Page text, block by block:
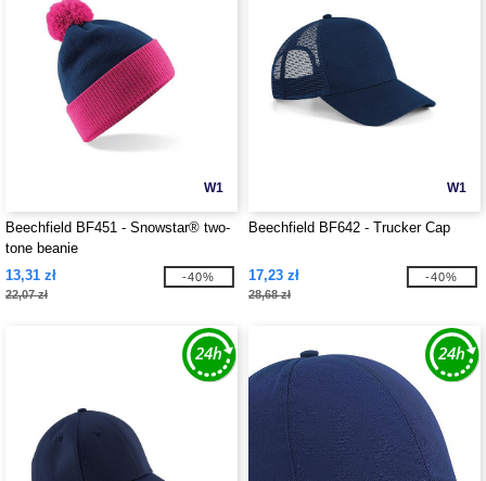
W1
Beechfield BF451 - Snowstar® two-
tone beanie
13,31 zł
22,07 zł
-40%
W1
Beechfield BF642 - Trucker Cap
17,23 zł
28,68 zł
-40%